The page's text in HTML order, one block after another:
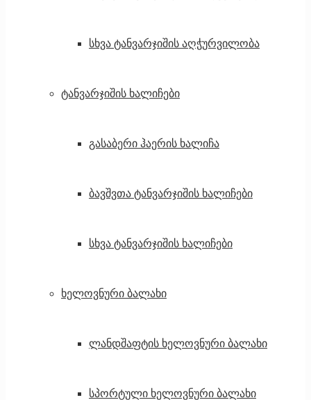
სხვა ტანვარჯიშის აღჭურვილობა
ტანვარჯიშის ხალიჩები
გასაბერი ჰაერის ხალიჩა
ბავშვთა ტანვარჯიშის ხალიჩები
სხვა ტანვარჯიშის ხალიჩები
ხელოვნური ბალახი
ლანდშაფტის ხელოვნური ბალახი
სპორტული ხელოვნური ბალახი